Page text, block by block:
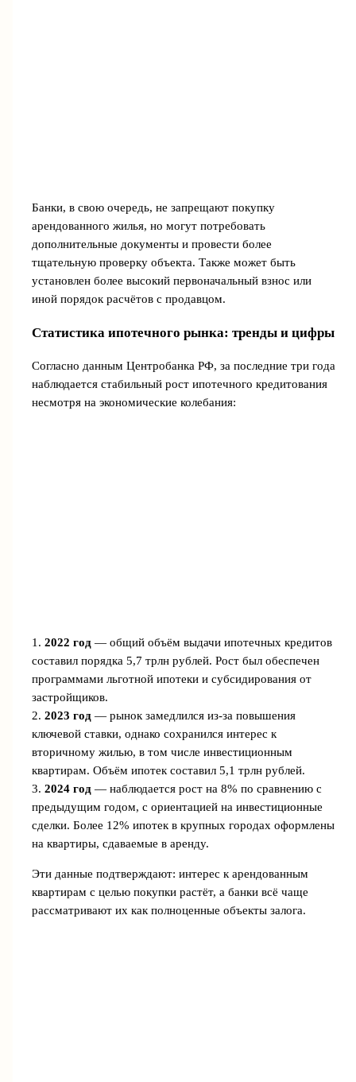
Банки, в свою очередь, не запрещают покупку
арендованного жилья, но могут потребовать
дополнительные документы и провести более
тщательную проверку объекта. Также может быть
установлен более высокий первоначальный взнос или
иной порядок расчётов с продавцом.
Статистика ипотечного рынка: тренды и цифры
Согласно данным Центробанка РФ, за последние три года
наблюдается стабильный рост ипотечного кредитования
несмотря на экономические колебания:
1. 2022 год— общий объём выдачи ипотечных кредитов
составил порядка 5,7 трлн рублей. Рост был обеспечен
программами льготной ипотеки и субсидирования от
застройщиков.
2. 2023 год— рынок замедлился из-за повышения
ключевой ставки, однако сохранился интерес к
вторичному жилью, в том числе инвестиционным
квартирам. Объём ипотек составил 5,1 трлн рублей.
3. 2024 год— наблюдается рост на 8% по сравнению с
предыдущим годом, с ориентацией на инвестиционные
сделки. Более 12% ипотек в крупных городах оформлены
на квартиры, сдаваемые в аренду.
Эти данные подтверждают: интерес к арендованным
квартирам с целью покупки растёт, а банки всё чаще
рассматривают их как полноценные объекты залога.